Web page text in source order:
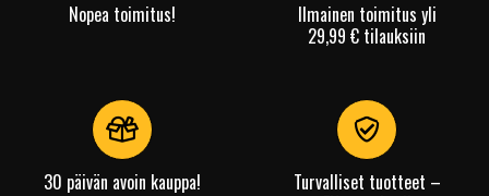
Nopea toimitus!
Ilmainen toimitus yli
29,99 € tilauksiin
30 päivän avoin kauppa!
Turvalliset tuotteet –